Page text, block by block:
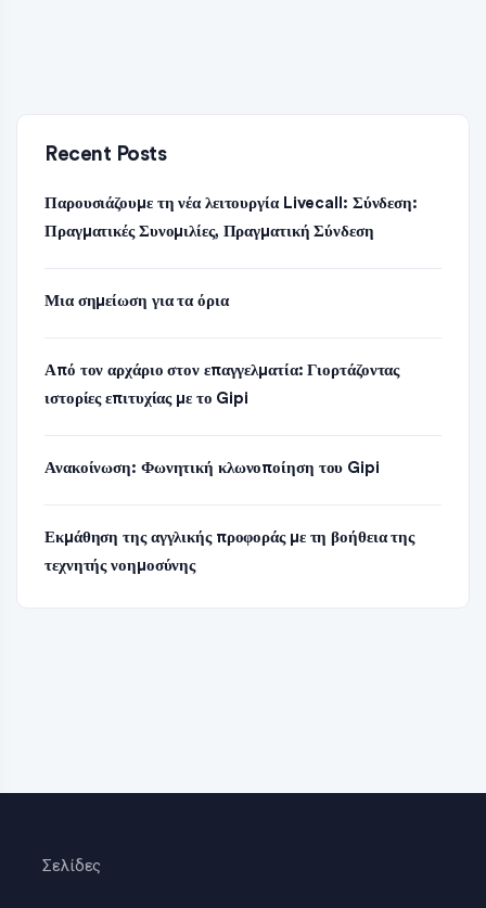
Recent Posts
Παρουσιάζουμε τη νέα λειτουργία Livecall: Σύνδεση:
Πραγματικές Συνομιλίες, Πραγματική Σύνδεση
Μια σημείωση για τα όρια
Από τον αρχάριο στον επαγγελματία: Γιορτάζοντας
ιστορίες επιτυχίας με το Gipi
Ανακοίνωση: Φωνητική κλωνοποίηση του Gipi
Εκμάθηση της αγγλικής προφοράς με τη βοήθεια της
τεχνητής νοημοσύνης
Σελίδες